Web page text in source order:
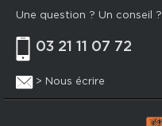
Une question ? Un conseil ?
03 21 11 07 72
> Nous écrire